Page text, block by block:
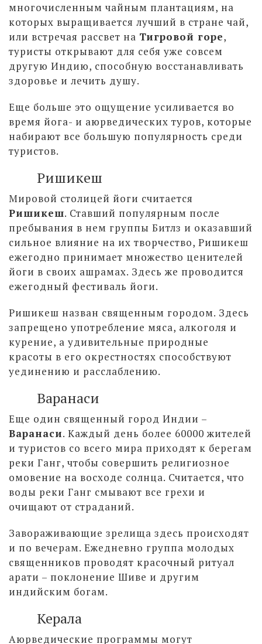
многочисленным чайным плантациям, на
которых выращивается лучший в стране чай,
или встречая рассвет на Тигровой горе,
туристы открывают для себя уже совсем
другую Индию, способную восстанавливать
здоровье и лечить душу.
Еще больше это ощущение усиливается во
время йога- и аюрведических туров, которые
набирают все большую популярность среди
туристов.
Ришикеш
Мировой столицей йоги считается
Ришикеш. Ставший популярным после
пребывания в нем группы Битлз и оказавший
сильное влияние на их творчество, Ришикеш
ежегодно принимает множество ценителей
йоги в своих ашрамах. Здесь же проводится
ежегодный фестиваль йоги.
Ришикеш назван священным городом. Здесь
запрещено употребление мяса, алкоголя и
курение, а удивительные природные
красоты в его окрестностях способствуют
уединению и расслаблению.
Варанаси
Еще один священный город Индии –
Варанаси. Каждый день более 60000 жителей
и туристов со всего мира приходят к берегам
реки Ганг, чтобы совершить религиозное
омовение на восходе солнца. Считается, что
воды реки Ганг смывают все грехи и
очищают от страданий.
Завораживающие зрелища здесь происходят
и по вечерам. Ежедневно группа молодых
священников проводят красочный ритуал
арати – поклонение Шиве и другим
индийским богам.
Керала
Аюрведические программы могут